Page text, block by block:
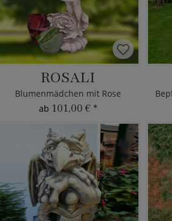
ROSALI
Blumenmädchen mit Rose
ab 101,00 € *